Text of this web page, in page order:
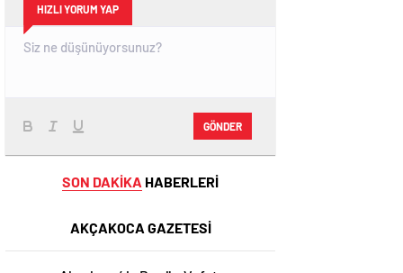
HIZLI YORUM YAP
GÖNDER
SON DAKİKA HABERLERİ
AKÇAKOCA GAZETESİ